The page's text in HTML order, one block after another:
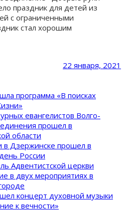
праздник для детей из
с ограниченными
стал хорошим
22 января, 2021
программа «В поисках
евангелистов Волго-
прошел в
области
в Дзержинске прошел в
России
Адвентистской церкви
в двух мероприятиях в
концерт духовной музыки
к вечности»